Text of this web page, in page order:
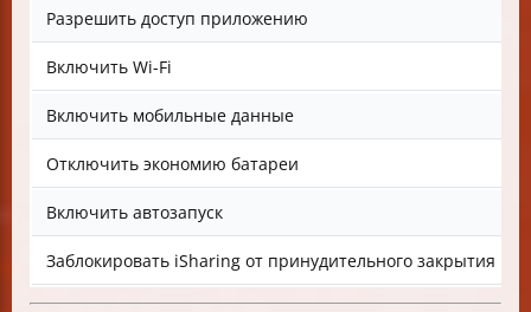
Разрешить доступ приложению
Включить Wi-Fi
Включить мобильные данные
Отключить экономию батареи
Включить автозапуск
Заблокировать iSharing от принудительного закрытия